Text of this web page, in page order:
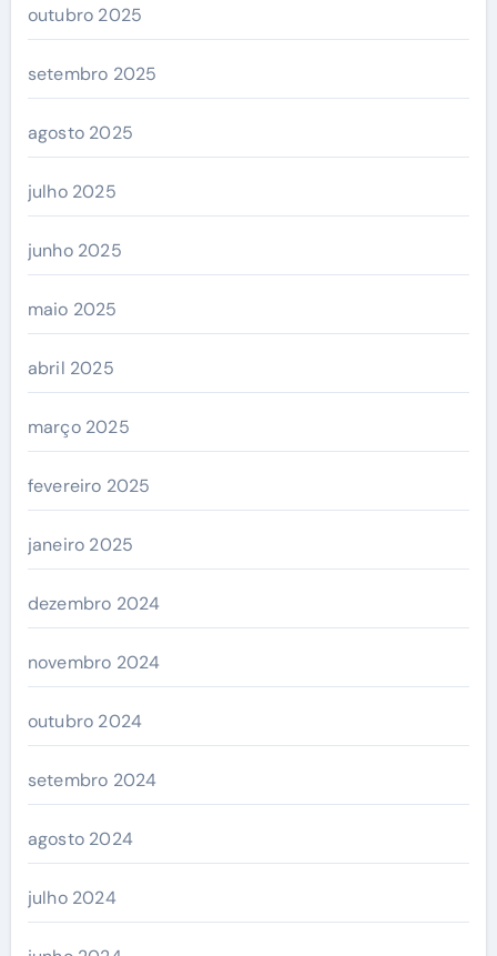
outubro 2025
setembro 2025
agosto 2025
julho 2025
junho 2025
maio 2025
abril 2025
março 2025
fevereiro 2025
janeiro 2025
dezembro 2024
novembro 2024
outubro 2024
setembro 2024
agosto 2024
julho 2024